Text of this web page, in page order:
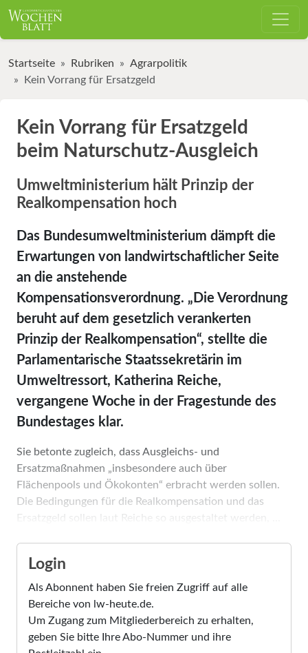
Startseite Rubriken
Agrarpolitik
Kein Vorrang für Ersatzgeld
Kein Vorrang für Ersatzgeld
beim Naturschutz-Ausgleich
Umweltministerium hält Prinzip der
Realkompensation hoch
Das Bundesumweltministerium dämpft die
Erwartungen von landwirtschaftlicher Seite
an die anstehende
Kompensationsverordnung. „Die Verordnung
beruht auf dem gesetzlich verankerten
Prinzip der Realkompensation“, stellte die
Parlamentarische Staatssekretärin im
Umweltressort, Katherina Reiche,
vergangene Woche in der Fragestunde des
Bundestages klar.
Sie betonte zugleich, dass Ausgleichs- und
Ersatzmaßnahmen „insbesondere auch über
Flächenpools und Ökokonten“ erbracht werden sollen.
Die Bedingungen für die Realkompensation und das
Ersatzgeld sollen laut Reiche so ausgestaltet werden, ...
Login
Als Abonnent haben Sie freien Zugriff auf alle
Bereiche von lw-heute.de.
Um Zugang zum Mitgliederbereich zu erhalten,
geben Sie bitte Ihre Abo-Nummer und ihre